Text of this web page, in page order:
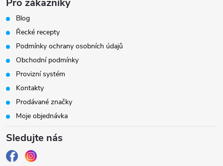
t
Blog
Řecké recepty
Podmínky ochrany osobních údajů
Obchodní podmínky
Provizní systém
Kontakty
Prodávané značky
Moje objednávka
Sledujte nás